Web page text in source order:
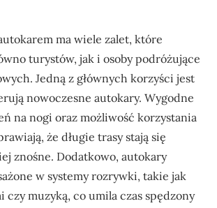
ma wiele zalet, które
turystów, jak i osoby podróżujące
Jedną z głównych korzyści jest
nowoczesne autokary. Wygodne
na nogi oraz możliwość korzystania
że długie trasy stają się
znośne. Dodatkowo, autokary
w systemy rozrywki, takie jak
czy muzyką, co umila czas spędzony